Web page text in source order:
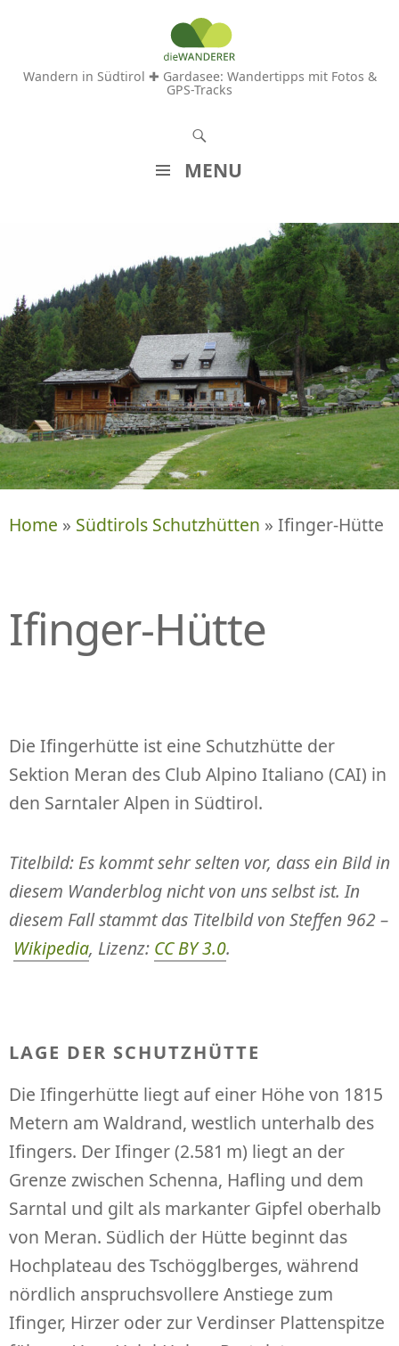
Wandern in Südtirol ✚ Gardasee: Wandertipps mit Fotos &
GPS-Tracks
MENU
I
N
H
A
L
T
S
P
R
I
N
N
Home » Südtirols Schutzhütten » Ifinger-Hütte
Ifinger-Hütte
Die Ifingerhütte ist eine Schutzhütte der
Sektion Meran des Club Alpino Italiano (CAI) in
den Sarntaler Alpen in Südtirol.
Titelbild: Es kommt sehr selten vor, dass ein Bild in
diesem Wanderblog nicht von uns selbst ist. In
diesem Fall stammt das Titelbild von Steffen 962 –
Wikipedia, Lizenz: CC BY 3.0.
LAGE DER SCHUTZHÜTTE
Die Ifingerhütte liegt auf einer Höhe von 1815
Metern am Waldrand, westlich unterhalb des
Ifingers. Der Ifinger (2.581 m) liegt an der
Grenze zwischen Schenna, Hafling und dem
Sarntal und gilt als markanter Gipfel oberhalb
von Meran. Südlich der Hütte beginnt das
Hochplateau des Tschögglberges, während
nördlich anspruchsvollere Anstiege zum
Ifinger, Hirzer oder zur Verdinser Plattenspitze